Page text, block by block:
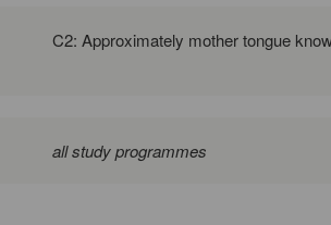
C2: Approximately mother tongue
all study programmes